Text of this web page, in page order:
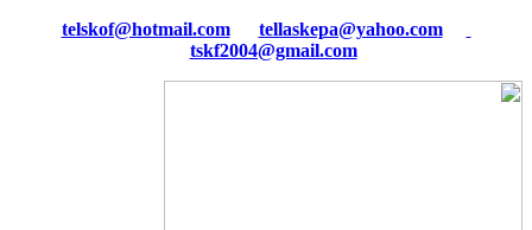
tellaskepa@yahoo.com
tskf2004@gmail.com